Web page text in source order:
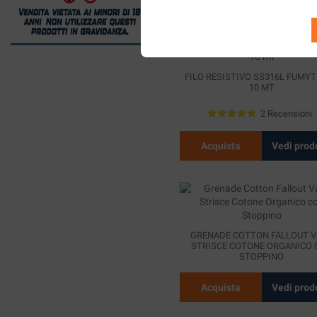
FILO RESISTIVO SS316L
10 MT
2 Recensioni
Acquista Vedi
GRENADE COTTON FALLOUT
STRISCE COTONE ORGANICO
STOPPINO
Acquista Vedi